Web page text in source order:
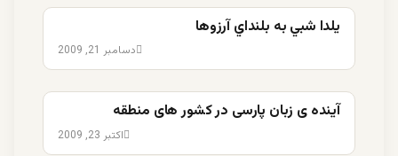
يلدا شبي به بلنداي آرزوها
دسامبر 21, 2009
آینده ی زبان پارسی در کشور های منطقه
اکتبر 23, 2009